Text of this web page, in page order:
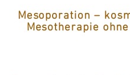
Mesoporation –
Mesotherapie